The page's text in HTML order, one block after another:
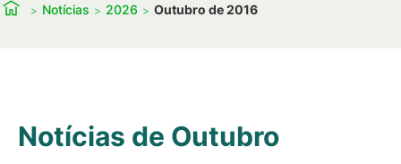
Notícias 2026 Outubro de 2016
Notícias de Outubro